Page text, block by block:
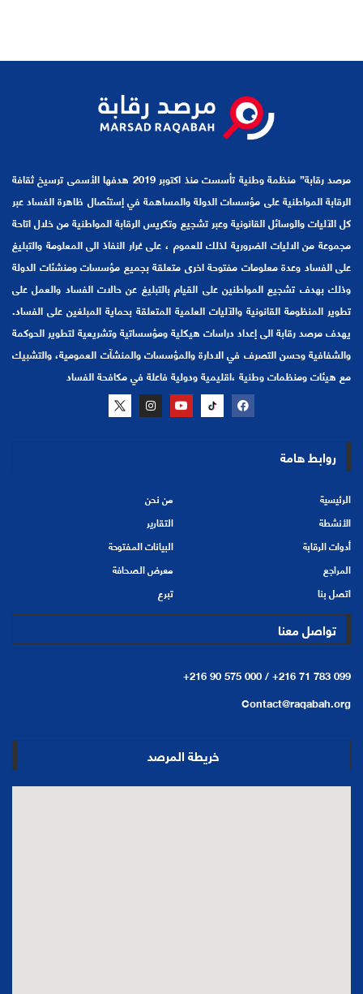
مرصد رقابة” منظمة وطنية تأسست منذ اكتوبر 2019 هدفها الأسمى ترسيخ ثقافة
الرقابة المواطنية على مؤسسات الدولة والمساهمة في إستئصال ظاهرة الفساد عبر
كل الآليات والوسائل القانونية وعبر تشجيع وتكريس الرقابة المواطنية من خلال اتاحة
مجموعة من الاليات الضرورية لذلك للعموم ، على غرار النفاذ الى المعلومة والتبليغ
على الفساد وعدة معلومات مفتوحة اخرى متعلقة بجميع مؤسسات ومنشئات الدولة
وذلك بهدف تشجيع المواطنين على القيام بالتبليغ عن حالات الفساد والعمل على
تطوير المنظومة القانونية والآليات العلمية المتعلقة بحماية المبلغين على الفساد.
يهدف مرصد رقابة الى إعداد دراسات هيكلية ومؤسساتية وتشريعية لتطوير الحوكمة
والشفافية وحسن التصرف في الادارة والمؤسسات والمنشآت العمومية، والتشبيك
مع هيئات ومنظمات وطنية ،اقليمية ودولية فاعلة في مكافحة الفساد
روابط هامة
الرئيسية
من نحن
الأنشطة
التقارير
أدوات الرقابة
البيانات المفتوحة
المراجع
معرض الصحافة
اتصل بنا
تبرع
تواصل معنا
+216 90 575 000 /+216 71 783 099
Contact@raqabah.org
خريطة المرصد